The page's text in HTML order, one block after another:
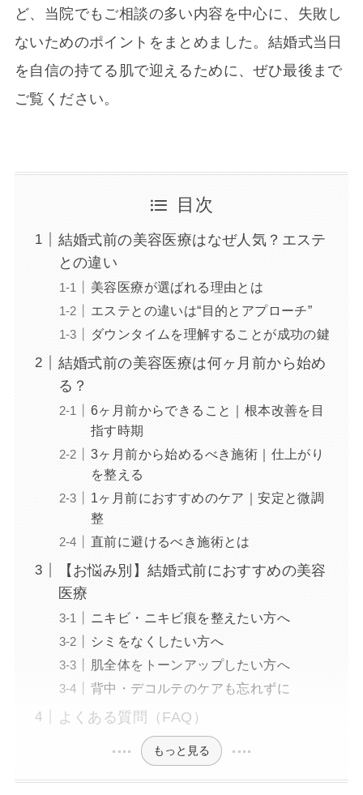
ど、当院でもご相談の多い内容を中心に、失敗し
ないためのポイントをまとめました。結婚式当日
を自信の持てる肌で迎えるために、ぜひ最後まで
ご覧ください。
目次
結婚式前の美容医療はなぜ人気？エステ
との違い
美容医療が選ばれる理由とは
エステとの違いは“目的とアプローチ”
ダウンタイムを理解することが成功の鍵
結婚式前の美容医療は何ヶ月前から始め
る？
6ヶ月前からできること｜根本改善を目
指す時期
3ヶ月前から始めるべき施術｜仕上がり
を整える
1ヶ月前におすすめのケア｜安定と微調
整
直前に避けるべき施術とは
【お悩み別】結婚式前におすすめの美容
医療
ニキビ・ニキビ痕を整えたい方へ
シミをなくしたい方へ
肌全体をトーンアップしたい方へ
背中・デコルテのケアも忘れずに
よくある質問（FAQ）
もっと見る